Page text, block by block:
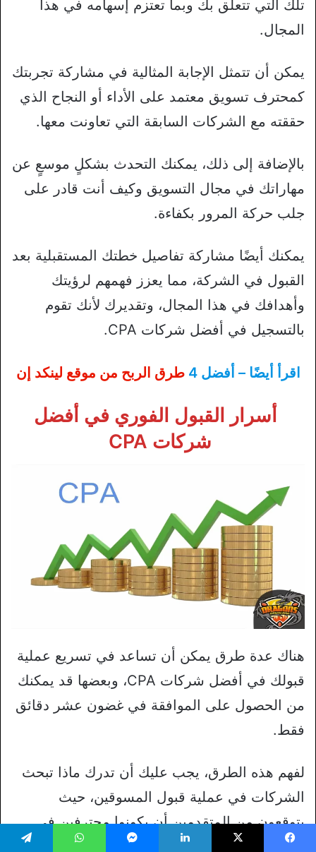
تلك التي تتعلق بك وبما تعتزم إسهامه في هذا
المجال.
يمكن أن تتمثل الإجابة المثالية في مشاركة تجربتك
كمحترف تسويق معتمد على الأداء أو النجاح الذي
حققته مع الشركات السابقة التي تعاونت معها.
بالإضافة إلى ذلك، يمكنك التحدث بشكلٍ موسعٍ عن
مهاراتك في مجال التسويق وكيف أنت قادر على
جلب حركة المرور بكفاءة.
يمكنك أيضًا مشاركة تفاصيل خطتك المستقبلية بعد
القبول في الشركة، مما يعزز فهمهم لرؤيتك
وأهدافك في هذا المجال، وتقديرك لأنك تقوم
بالتسجيل في أفضل شركات CPA.
اقرأ أيضًا – أفضل 4 طرق الربح من موقع لينكد إن
أسرار القبول الفوري في أفضل
شركات CPA
هناك عدة طرق يمكن أن تساعد في تسريع عملية
قبولك في أفضل شركات CPA، وبعضها قد يمكنك
من الحصول على الموافقة في غضون عشر دقائق
فقط.
لفهم هذه الطرق، يجب عليك أن تدرك ماذا تبحث
الشركات في عملية قبول المسوقين، حيث
يتوقعون من المتقدمين أن يكونوا محترفين في
مجال التسويق وقادرين على تحقيق قدرًا كبيرًا من